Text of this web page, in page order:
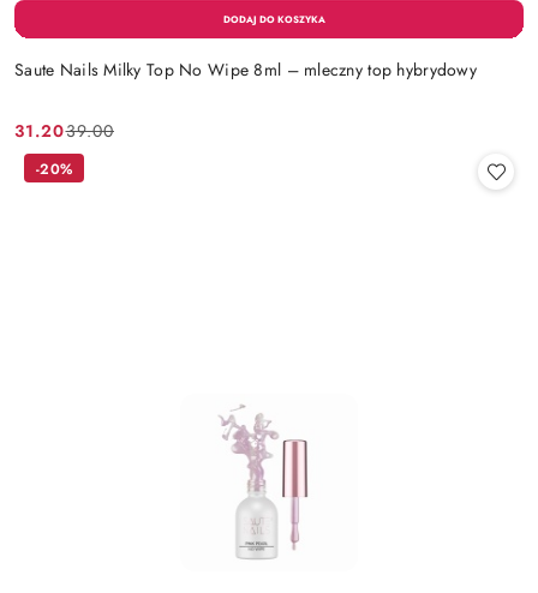
Saute Nails Milky Top No Wipe 8ml – mleczny top hybrydowy
Cena
promocyjna:
31.20
Cena
przed
39.00
-20%